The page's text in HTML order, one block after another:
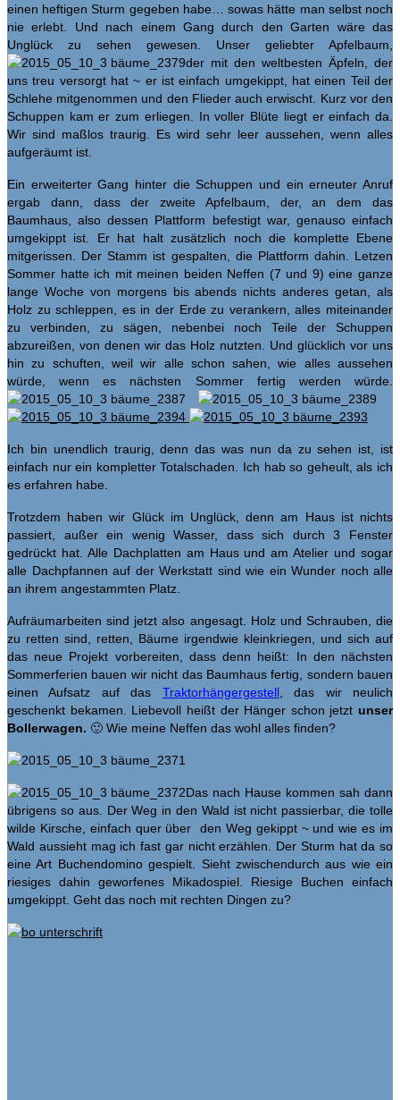
einen heftigen Sturm gegeben habe… sowas hätte man selbst noch
nie erlebt. Und nach einem Gang durch den Garten wäre das
Unglück zu sehen gewesen. Unser geliebter Apfelbaum,
der mit den weltbesten Äpfeln, der
uns treu versorgt hat ~ er ist einfach umgekippt, hat einen Teil der
Schlehe mitgenommen und den Flieder auch erwischt. Kurz vor den
Schuppen kam er zum erliegen. In voller Blüte liegt er einfach da.
Wir sind maßlos traurig. Es wird sehr leer aussehen, wenn alles
aufgeräumt ist.
Ein erweiterter Gang hinter die Schuppen und ein erneuter Anruf
ergab dann, dass der zweite Apfelbaum, der, an dem das
Baumhaus, also dessen Plattform befestigt war, genauso einfach
umgekippt ist. Er hat halt zusätzlich noch die komplette Ebene
mitgerissen. Der Stamm ist gespalten, die Plattform dahin. Letzen
Sommer hatte ich mit meinen beiden Neffen (7 und 9) eine ganze
lange Woche von morgens bis abends nichts anderes getan, als
Holz zu schleppen, es in der Erde zu verankern, alles miteinander
zu verbinden, zu sägen, nebenbei noch Teile der Schuppen
abzureißen, von denen wir das Holz nutzten. Und glücklich vor uns
hin zu schuften, weil wir alle schon sahen, wie alles aussehen
würde, wenn es nächsten Sommer fertig werden würde.
Ich bin unendlich traurig, denn das was nun da zu sehen ist, ist
einfach nur ein kompletter Totalschaden. Ich hab so geheult, als ich
es erfahren habe.
Trotzdem haben wir Glück im Unglück, denn am Haus ist nichts
passiert, außer ein wenig Wasser, dass sich durch 3 Fenster
gedrückt hat. Alle Dachplatten am Haus und am Atelier und sogar
alle Dachpfannen auf der Werkstatt sind wie ein Wunder noch alle
an ihrem angestammten Platz.
Aufräumarbeiten sind jetzt also angesagt. Holz und Schrauben, die
zu retten sind, retten, Bäume irgendwie kleinkriegen, und sich auf
das neue Projekt vorbereiten, dass denn heißt: In den nächsten
Sommerferien bauen wir nicht das Baumhaus fertig, sondern bauen
einen Aufsatz auf das Traktorhängergestell, das wir neulich
geschenkt bekamen. Liebevoll heißt der Hänger schon jetzt unser
Bollerwagen. 🙂 Wie meine Neffen das wohl alles finden?
Das nach Hause kommen sah dann
übrigens so aus. Der Weg in den Wald ist nicht passierbar, die tolle
wilde Kirsche, einfach quer über den Weg gekippt ~ und wie es im
Wald aussieht mag ich fast gar nicht erzählen. Der Sturm hat da so
eine Art Buchendomino gespielt. Sieht zwischendurch aus wie ein
riesiges dahin geworfenes Mikadospiel. Riesige Buchen einfach
umgekippt. Geht das noch mit rechten Dingen zu?